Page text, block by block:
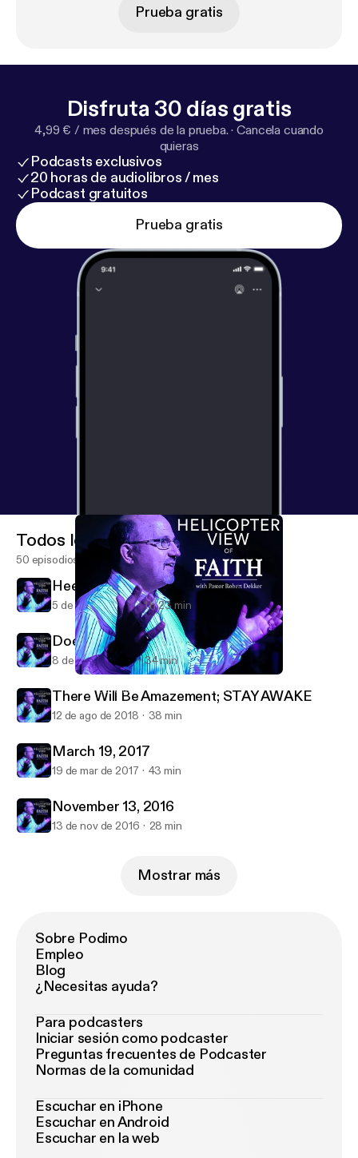
Prueba gratis
Disfruta 30 días gratis
4,99 € / mes después de la prueba. ·Cancela cuando
quieras
Podcasts exclusivos
20 horas de audiolibros / mes
Podcast gratuitos
Prueba gratis
New Covenant Presbyterian Church
Todos los episodios
50 episodios
Heed God's Call to SERVE
5 de sep de 2021 1 h 23 min
Does Age Matter
8 de ago de 2021 34 min
There Will Be Amazement; STAY AWAKE
12 de ago de 2018 38 min
March 19, 2017
19 de mar de 2017 43 min
November 13, 2016
13 de nov de 2016 28 min
Mostrar más
Sobre Podimo
Empleo
Blog
¿Necesitas ayuda?
Para podcasters
Iniciar sesión como podcaster
Preguntas frecuentes de Podcaster
Normas de la comunidad
Escuchar en iPhone
Escuchar en Android
Escuchar en la web